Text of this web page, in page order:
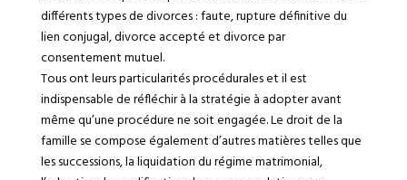
différents types de divorces : faute, rupture définitive du
lien conjugal, divorce accepté et divorce par
consentement mutuel.
Tous ont leurs particularités procédurales et il est
indispensable de réfléchir à la stratégie à adopter avant
même qu’une procédure ne soit engagée. Le droit de la
famille se compose également d’autres matières telles que
les successions, la liquidation du régime matrimonial,